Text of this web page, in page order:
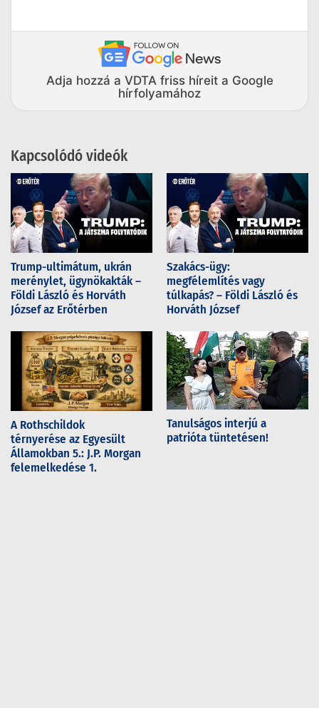
Adja hozzá a VDTA friss híreit a Google
hírfolyamához
Kapcsolódó videók
Trump-ultimátum, ukrán
merénylet, ügynökakták –
Földi László és Horváth
József az Erőtérben
Szakács-ügy:
megfélemlítés vagy
túlkapás? – Földi László és
Horváth József
A Rothschildok
térnyerése az Egyesült
Államokban 5.: J.P. Morgan
felemelkedése 1.
Tanulságos interjú a
patrióta tüntetésen!